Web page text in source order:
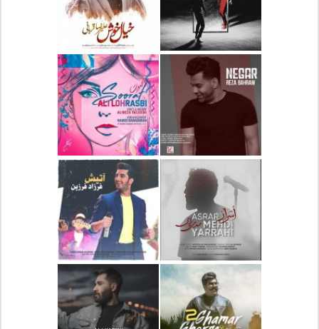
دانلود آلبوم جدید سیروان
خسروی بنام مونولوگ
دانلود آهنگ جدید علیرضا
قربانی بنام خیال خوش
دانلود آهنگ جدید رضا
بهرام بنام نگار
دانلود آهنگ جدید علی
لهراسبی بنام صورت
دانلود آهنگ جدید مهدی
یراحی بنام اسرار
دانلود آهنگ جدید فرزاد
فرزین بنام آتیش